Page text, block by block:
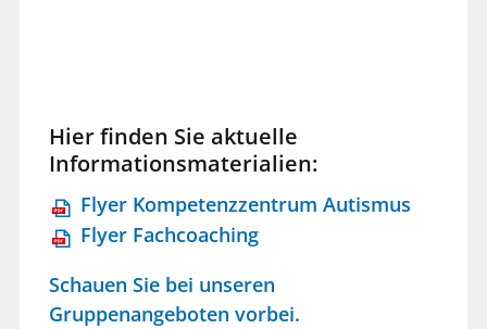
Hier finden Sie aktuelle
Informationsmaterialien:
Flyer Kompetenzzentrum Autismus
Flyer Fachcoaching
Schauen Sie bei unseren
Gruppenangeboten vorbei.